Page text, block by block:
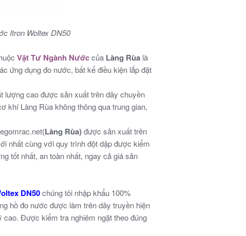
Itron Woltex DN50
Vật Tư Ngành Nướccủa Làng Rùa là
ứng dụng đo nước, bất kể điều kiện lắp đặt
lượng cao được sản xuất trên dây chuyền
khí Làng Rùa không thông qua trung gian,
Làng Rùa)được sản xuất trên
nhất cùng với quy trình đột dập được kiểm
tốt nhất, an toàn nhất, ngay cả giá sản
DN50 chúng tôi nhập khẩu 100%
hồ đo nước được làm trên dây truyền hiện
Được kiểm tra nghiêm ngặt theo đúng